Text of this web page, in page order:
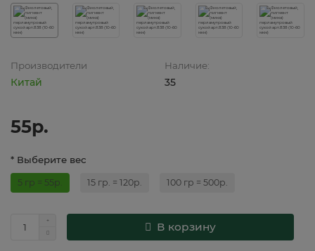
Производители
Китай
Наличие:
35
55р.
* Выберите вес
5 гр = 55р. 15 гр. = 120р. 100 гр = 500р.
В корзину